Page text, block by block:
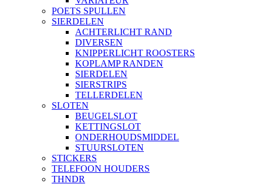
POETS SPULLEN
SIERDELEN
ACHTERLICHT RAND
DIVERSEN
KNIPPERLICHT ROOSTERS
KOPLAMP RANDEN
SIERDELEN
SIERSTRIPS
TELLERDELEN
SLOTEN
BEUGELSLOT
KETTINGSLOT
ONDERHOUDSMIDDEL
STUURSLOTEN
STICKERS
TELEFOON HOUDERS
THNDR